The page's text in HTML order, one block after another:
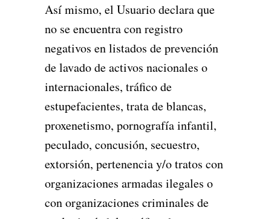
Así mismo, el Usuario declara que
no se encuentra con registro
negativos en listados de prevención
de lavado de activos nacionales o
internacionales, tráfico de
estupefacientes, trata de blancas,
proxenetismo, pornografía infantil,
peculado, concusión, secuestro,
extorsión, pertenencia y/o tratos con
organizaciones armadas ilegales o
con organizaciones criminales de